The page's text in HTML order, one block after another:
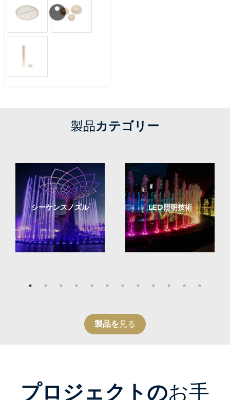
製品カテゴリー
シーケンスノズル LED照明技術
製品を 見る
プロジェクトのお手